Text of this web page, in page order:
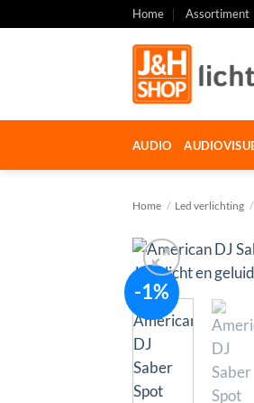
naar
Home Assortiment
AUDIO
Home / Led verlichting /
-1%